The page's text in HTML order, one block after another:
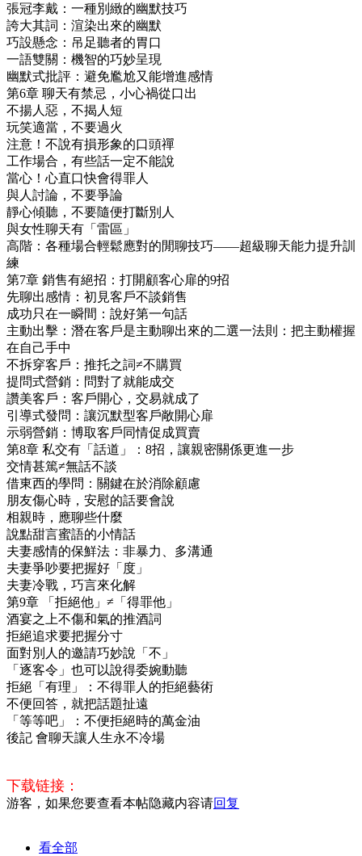
張冠李戴：一種別緻的幽默技巧
誇大其詞：渲染出來的幽默
巧設懸念：吊足聽者的胃口
一語雙關：機智的巧妙呈現
幽默式批評：避免尷尬又能增進感情
第6章 聊天有禁忌，小心禍從口出
不揚人惡，不揭人短
玩笑適當，不要過火
注意！不說有損形象的口頭禪
工作場合，有些話一定不能說
當心！心直口快會得罪人
與人討論，不要爭論
靜心傾聽，不要隨便打斷別人
與女性聊天有「雷區」
高階：各種場合輕鬆應對的閒聊技巧——超級聊天能力提升訓
練
第7章 銷售有絕招：打開顧客心扉的9招
先聊出感情：初見客戶不談銷售
成功只在一瞬間：說好第一句話
主動出擊：潛在客戶是主動聊出來的二選一法則：把主動權握
在自己手中
不拆穿客戶：推托之詞≠不購買
提問式營銷：問對了就能成交
讚美客戶：客戶開心，交易就成了
引導式發問：讓沉默型客戶敞開心扉
示弱營銷：博取客戶同情促成買賣
第8章 私交有「話道」：8招，讓親密關係更進一步
交情甚篤≠無話不談
借東西的學問：關鍵在於消除顧慮
朋友傷心時，安慰的話要會說
相親時，應聊些什麼
說點甜言蜜語的小情話
夫妻感情的保鮮法：非暴力、多溝通
夫妻爭吵要把握好「度」
夫妻冷戰，巧言來化解
第9章 「拒絕他」≠「得罪他」
酒宴之上不傷和氣的推酒詞
拒絕追求要把握分寸
面對別人的邀請巧妙說「不」
「逐客令」也可以說得委婉動聽
拒絕「有理」：不得罪人的拒絕藝術
不便回答，就把話題扯遠
「等等吧」：不便拒絕時的萬金油
後記 會聊天讓人生永不冷場
下载链接：
游客，如果您要查看本帖隐藏内容请回复
看全部